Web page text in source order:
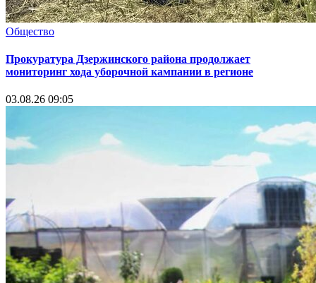
Общество
Прокуратура Дзержинского района продолжает
мониторинг хода уборочной кампании в регионе
03.08.26 09:05